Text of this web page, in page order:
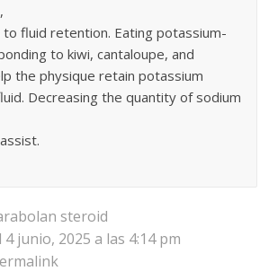
fluid retention. Eating potassium-
to kiwi, cantaloupe, and
the physique retain potassium
Decreasing the quantity of sodium
steroid
4 junio, 2025 a las 4:14 pm